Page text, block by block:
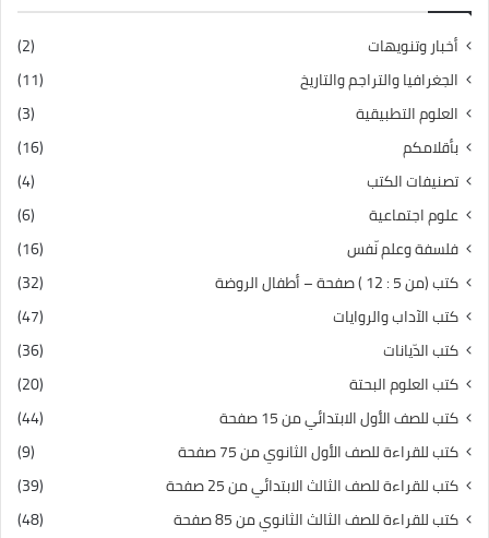
أخبار وتنويهات
(2)
الجغرافيا والتراجم والتاريخ
(11)
العلوم التطبيقية
(3)
بأقلامكم
(16)
تصنيفات الكتب
(4)
علوم اجتماعية
(6)
فلسفة وعلم نّفس
(16)
كتب (من 5 : 12 ) صفحة – أطفال الروضة
(32)
كتب الآداب والروايات
(47)
كتب الدّيانات
(36)
كتب العلوم البحتة
(20)
كتب للصف الأول الابتدائي من 15 صفحة
(44)
كتب للقراءة للصف الأول الثانوي من 75 صفحة
(9)
كتب للقراءة للصف الثالث الابتدائي من 25 صفحة
(39)
كتب للقراءة للصف الثالث الثانوي من 85 صفحة
(48)